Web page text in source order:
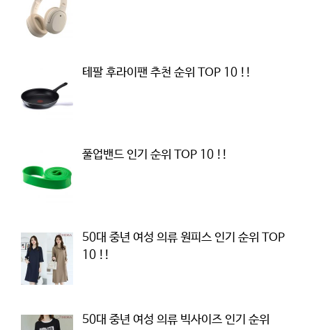
테팔 후라이팬 추천 순위 TOP 10 !!
풀업밴드 인기 순위 TOP 10 !!
50대 중년 여성 의류 원피스 인기 순위 TOP
10 !!
50대 중년 여성 의류 빅사이즈 인기 순위